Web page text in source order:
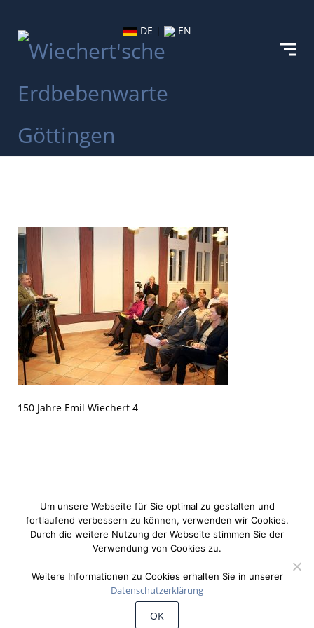
DE | EN
150 Jahre Emil Wiechert 4
Wiechert'sche Erdbebenwarte Göttingen
Um unsere Webseite für Sie optimal zu gestalten und
fortlaufend verbessern zu können, verwenden wir Cookies.
Durch die weitere Nutzung der Webseite stimmen Sie der
Verwendung von Cookies zu.
Weitere Informationen zu Cookies erhalten Sie in unserer
Datenschutzerklärung
OK